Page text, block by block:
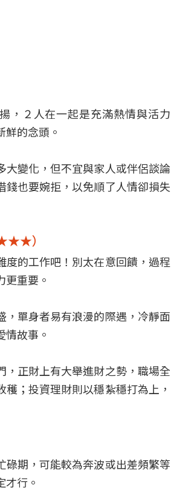
，２人在一起是充滿熱情與活力
鮮的念頭。
大變化，但不宜與家人或伴侶談論
錢也要婉拒，以免順了人情卻損失
）
度的工作吧！別太在意回饋，過程
更重要。
，單身者易有浪漫的際遇，冷靜面
情故事。
，正財上有大舉進財之勢，職場全
穫；投資理財則以穩紮穩打為上，
碌期，可能較為奔波或出差頻繁等
才行。